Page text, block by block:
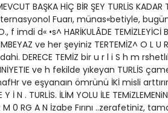
15
16
17
18
19
BAŞKA HİÇ BİR ŞEY TURLİS KADAR
Fuarı, münas«betiyle,
f imdi d« •s^ HARİKULÂDE TEMİZLEYİCİ
ve her şeyiniz TERTEMİZ^ O L
DERECE TEMİZ bir u r l i S h m
ve h fekilde yıkeyan TURLİS
ve eşyanaın ömrünü İKİ misli arttırır.
. TURLİS. İLİM YOLU İLE
M 0 RG A N İzabe Fırını ..zerafetiniz,